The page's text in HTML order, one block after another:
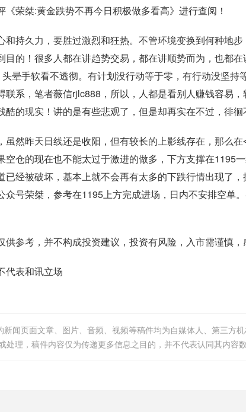
《荣桀:黄金跌势不再今日积极做多看高》进行查阅！
持久力，要胜过激烈和狂热。不管环境变换到何种地步
目的！很多人都在讲趋势交易，都在讲顺势而为，也都
头晕手软看不透彻。有计划没行动等于零，有行动没坚
联系，笔者薇信rjlc888，所以，人都是看别人赚钱容易
酷的现实！讲的是有些悲观了，但是却再实在不过，徘
然昨天日线还是收阳，但有较长的上影线存在，那么在
空仓的现在也不能太过于激进的做多，下方支撑在1195
已经被破坏，基本上就不会再有太多的下跌行情出现了
众号荣桀，参考在1195上方完成进场，日内不安排空单
参考，并不构成投资建议，投资有风险，入市需谨慎，
表和讯立场
新闻页面文章、图片、音频、视频等稿件均为自媒体人、第三方
处理，稿件内容仅为传递更多信息之目的，并不代表认同其内容